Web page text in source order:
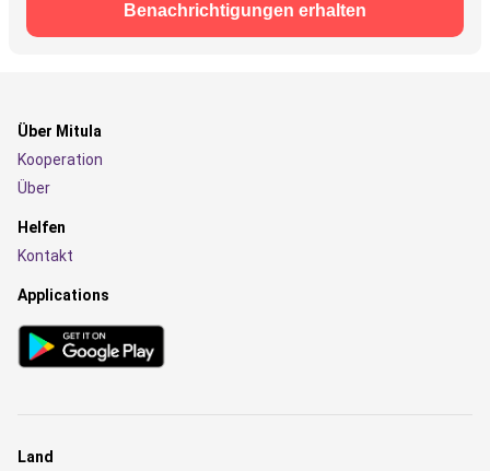
Benachrichtigungen erhalten
Über Mitula
Kooperation
Über
Helfen
Kontakt
Applications
Land